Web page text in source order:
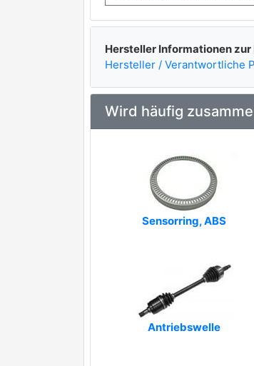
Hersteller Informationen
Hersteller / Verantwortliche
Wird häufig
Sensorring, ABS
Antriebswelle